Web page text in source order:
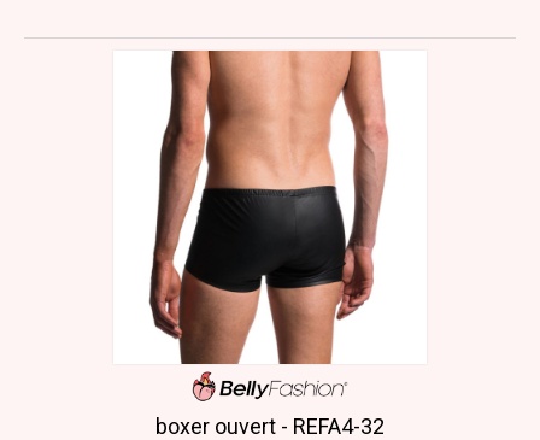
boxer ouvert - REFA4-32